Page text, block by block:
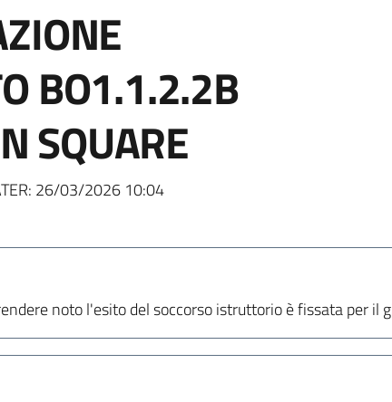
BO1.1.2.2B
SQUARE
26/03/2026 10:04
noto l'esito del soccorso istruttorio è fissata per